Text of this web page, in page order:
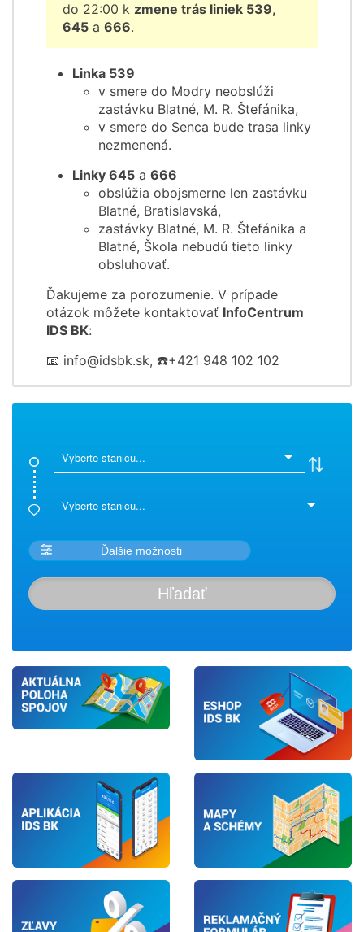
do 22:00 k zmene trás liniek 539,
645 a 666.
Linka 539
v smere do Modry neobslúži
zastávku Blatné, M. R. Štefánika,
v smere do Senca bude trasa linky
nezmenená.
Linky 645 a 666
obslúžia obojsmerne len zastávku
Blatné, Bratislavská,
zastávky Blatné, M. R. Štefánika a
Blatné, Škola nebudú tieto linky
obsluhovať.
Ďakujeme za porozumenie. V prípade
otázok môžete kontaktovať InfoCentrum
IDS BK:
📧 info@idsbk.sk, ☎️+421 948 102 102